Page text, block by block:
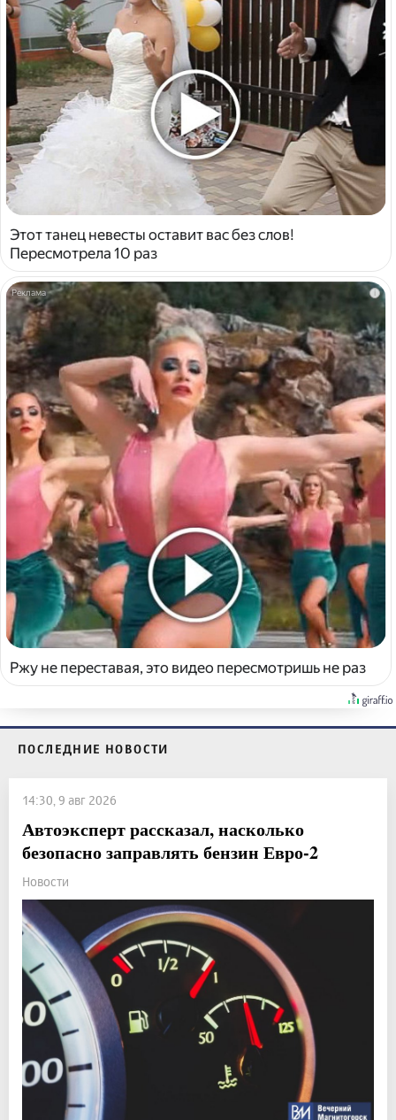
Этот танец невесты оставит вас без слов!
Пересмотрела 10 раз
i
Ржу не переставая, это видео пересмотришь не раз
ПОСЛЕДНИЕ НОВОСТИ
14:30, 9 авг 2026
Автоэксперт рассказал, насколько
безопасно заправлять бензин Евро-2
Новости